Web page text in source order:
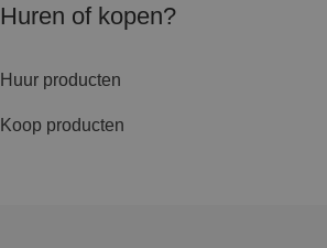
Huren of kopen?
Huur producten
Koop producten